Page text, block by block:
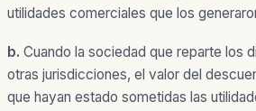
utilidades comerciales que los
b. Cuando la sociedad que reparte los
otras jurisdicciones, el valor del
que hayan estado sometidas las